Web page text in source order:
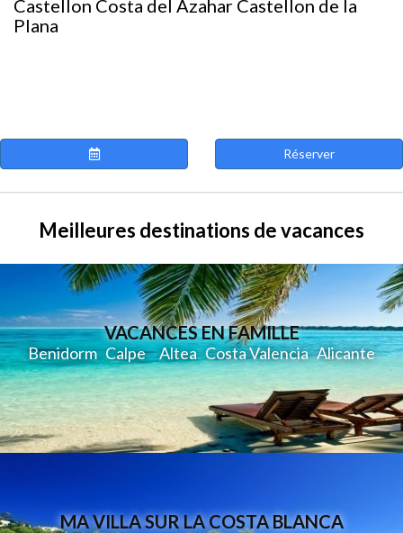
Castellon Costa del Azahar Castellon de la
Plana
Réserver
Meilleures destinations de vacances
VACANCES EN FAMILLE
Benidorm Calpe AlteaCosta ValenciaAlicante
MA VILLA SUR LA COSTA BLANCA